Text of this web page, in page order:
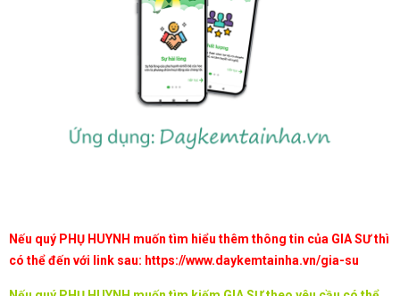
Nếu quý PHỤ HUYNH muốn tìm hiểu thêm thông tin của GIA SƯ thì
có thể đến với link sau: https://www.daykemtainha.vn/gia-su